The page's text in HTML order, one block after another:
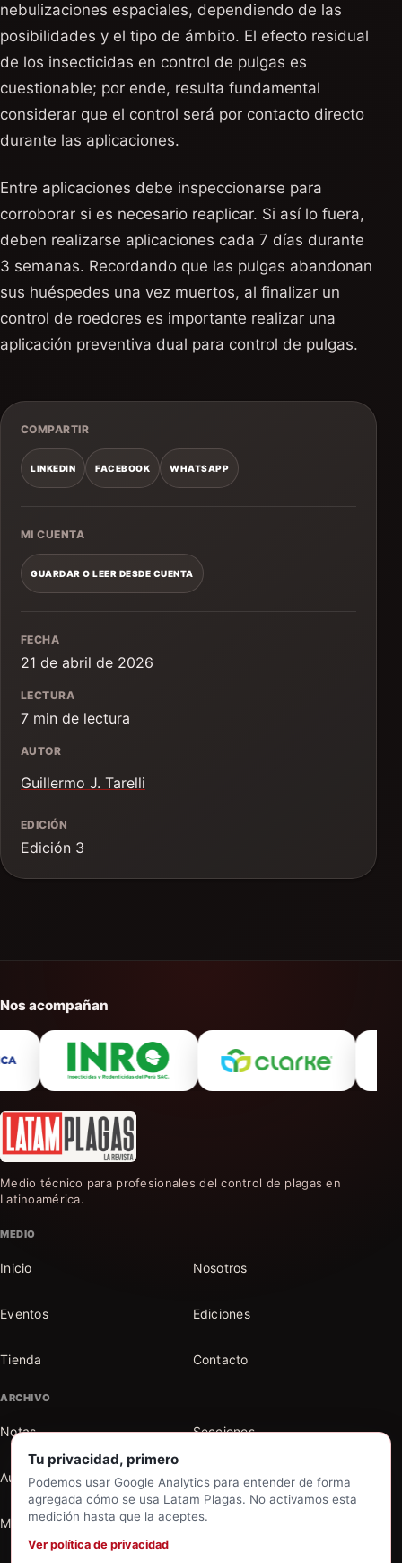
Tu privacidad, primero
Podemos usar Google Analytics para entender de forma
agregada cómo se usa Latam Plagas. No activamos esta
medición hasta que la aceptes.
Ver política de privacidad
nebulizaciones espaciales, dependiendo de las
posibilidades y el tipo de ámbito. El efecto residual
de los insecticidas en control de pulgas es
cuestionable; por ende, resulta fundamental
considerar que el control será por contacto directo
durante las aplicaciones.
Entre aplicaciones debe inspeccionarse para
corroborar si es necesario reaplicar. Si así lo fuera,
deben realizarse aplicaciones cada 7 días durante
3 semanas. Recordando que las pulgas abandonan
sus huéspedes una vez muertos, al finalizar un
control de roedores es importante realizar una
aplicación preventiva dual para control de pulgas.
COMPARTIR
LINKEDIN FACEBOOK WHATSAPP
MI CUENTA
GUARDAR O LEER DESDE CUENTA
FECHA
21 de abril de 2026
LECTURA
7 min de lectura
AUTOR
Guillermo J. Tarelli
EDICIÓN
Edición 3
Nos acompañan
Medio técnico para profesionales del control de plagas en
Latinoamérica.
MEDIO
Inicio Nosotros
Eventos Ediciones
Tienda Contacto
ARCHIVO
Notas Secciones
Autores Buscar en el archivo
Mi cuenta